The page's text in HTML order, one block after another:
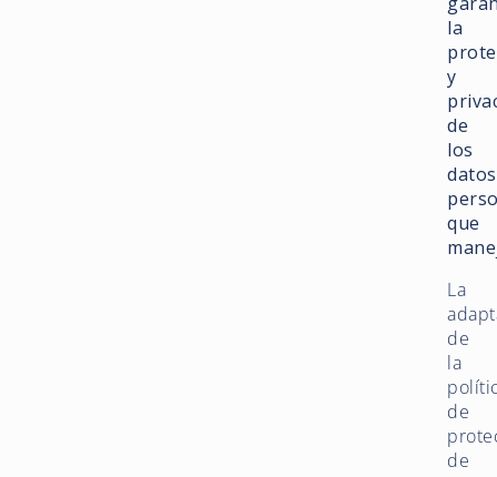
la
y
de
los
datos
que
La
de
la
de
de